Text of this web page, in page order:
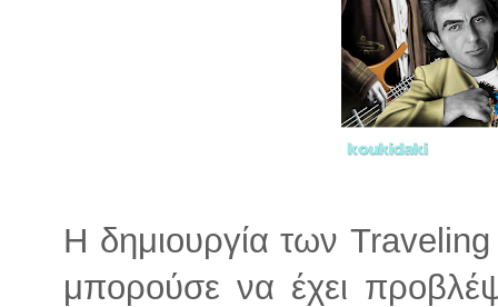
Η δημιουργία των
μπορούσε να έχει